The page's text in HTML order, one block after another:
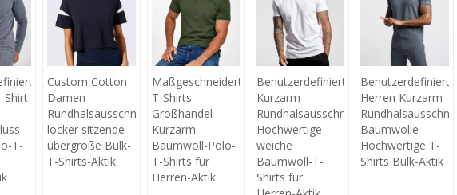
Shirt
T-
Custom Cotton
Damen
Rundhalsausschnitt
locker sitzende
übergroße Bulk-
T-Shirts-Aktik
Maßgeschneiderte
T-Shirts
Großhandel
Kurzarm-
Baumwoll-Polo-
T-Shirts für
Herren-Aktik
Benutzerdefinierte
Kurzarm
Rundhalsausschnitt
Hochwertige
weiche
Baumwoll-T-
Shirts für
Benutzerdefinierte
Herren Kurzarm
Baumwolle
Hochwertige T-
Shirts Bulk-Aktik